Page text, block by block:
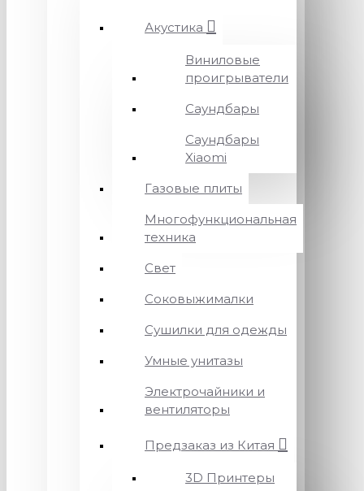
Акустика
Виниловые
проигрыватели
Саундбары
Саундбары
Xiaomi
Газовые плиты
Многофункциональная
техника
Свет
Соковыжималки
Сушилки для одежды
Умные унитазы
Электрочайники и
вентиляторы
Предзаказ из Китая
3D Принтеры